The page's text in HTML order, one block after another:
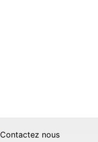
Contactez nous